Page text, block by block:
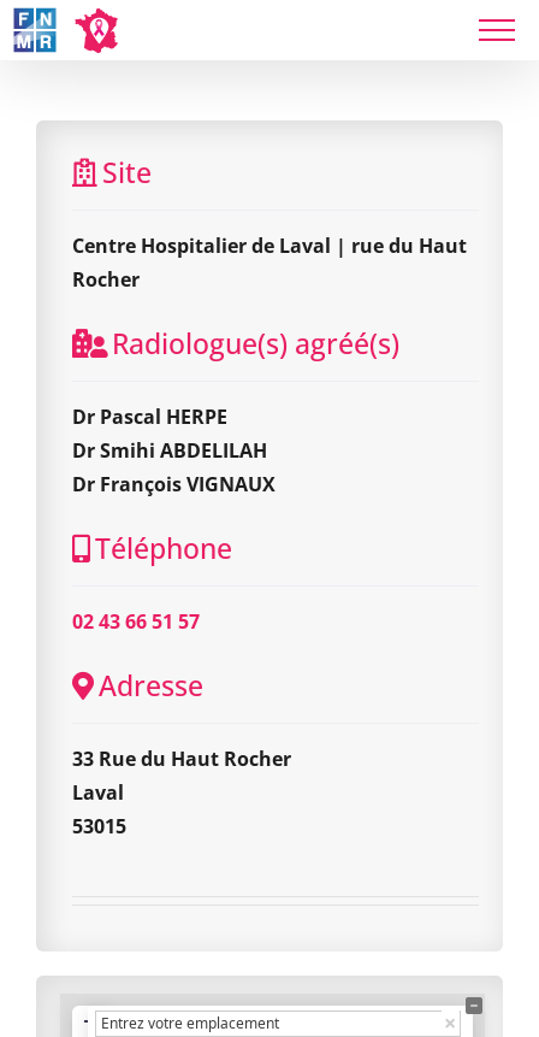
Skip
to
Site
Centre Hospitalier de Laval | rue du Haut
Rocher
Radiologue(s) agréé(s)
Dr Pascal HERPE
Dr Smihi ABDELILAH
Dr François VIGNAUX
Téléphone
02 43 66 51 57
Adresse
33 Rue du Haut Rocher
Laval
53015
+